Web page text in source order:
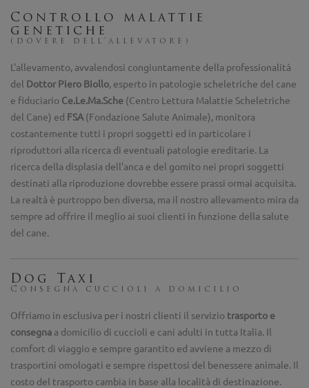
Controllo malattie
genetiche
(dovere dell'allevatore)
L'allevamento, avvalendosi congiuntamente della professionalità
del Dottor Piero Biollo, esperto in patologie scheletriche del cane
e fiduciario Ce.Le.Ma.Sche (Centro Lettura Malattie Scheletriche
del Cane) ed FSA (Fondazione Salute Animale), monitora
costantemente tutti i propri soggetti ed in particolare i
riproduttori alla ricerca di eventuali patologie ereditarie. La
ricerca della displasia dell'anca e del gomito nei propri soggetti
destinati alla riproduzione dovrebbe essere prassi ormai acquisita.
La realtà è purtroppo ben diversa, ma il nostro allevamento mira da
sempre ad offrire il meglio ai suoi clienti in funzione della salute
del cane.
Dog Taxi
Consegna cuccioli a domicilio
Offriamo in esclusiva per i nostri clienti il servizio trasporto e
consegna a domicilio di cuccioli e cani adulti in tutta Italia. Il
comfort di viaggio e sempre garantito ed avviene a mezzo di
trasportini omologati e sempre rispettosi del benessere animale. Il
costo del trasporto cambia in base alla località di destinazione.